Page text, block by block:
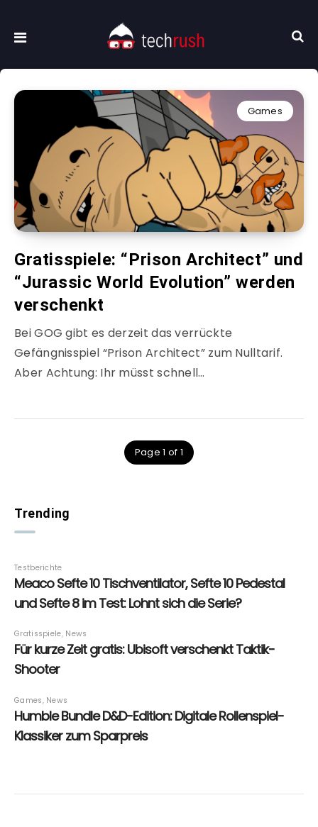
Games
Gratisspiele: “Prison Architect” und
“Jurassic World Evolution” werden
verschenkt
Bei GOG gibt es derzeit das verrückte
Gefängnisspiel “Prison Architect” zum Nulltarif.
Aber Achtung: Ihr müsst schnell…
Page 1 of 1
Trending